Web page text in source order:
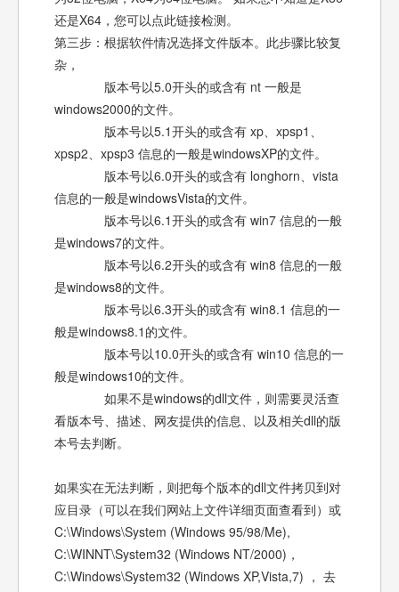
还是X64，您可以点此链接检测。
第三步：根据软件情况选择文件版本。此步骤比较复
杂，
版本号以5.0开头的或含有 nt 一般是
windows2000的文件。
版本号以5.1开头的或含有 xp、xpsp1、
xpsp2、xpsp3 信息的一般是windowsXP的文件。
版本号以6.0开头的或含有 longhorn、vista
信息的一般是windowsVista的文件。
版本号以6.1开头的或含有 win7 信息的一般
是windows7的文件。
版本号以6.2开头的或含有 win8 信息的一般
是windows8的文件。
版本号以6.3开头的或含有 win8.1 信息的一
般是windows8.1的文件。
版本号以10.0开头的或含有 win10 信息的一
般是windows10的文件。
如果不是windows的dll文件，则需要灵活查
看版本号、描述、网友提供的信息、以及相关dll的版
本号去判断。
如果实在无法判断，则把每个版本的dll文件拷贝到对
应目录（可以在我们网站上文件详细页面查看到）或
C:\Windows\System (Windows 95/98/Me),
C:\WINNT\System32 (Windows NT/2000)，
C:\Windows\System32 (Windows XP,Vista,7) ， 去